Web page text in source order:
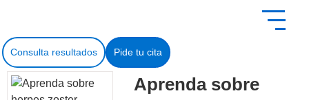
Consulta resultados Pide tu cita
Aprenda sobre